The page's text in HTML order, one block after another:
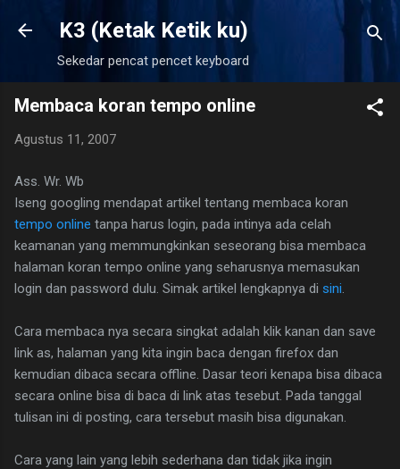
Langsung ke konten utama
K3 (Ketak Ketik ku)
Sekedar pencat pencet keyboard
Membaca koran tempo online
Agustus 11, 2007
Ass. Wr. Wb
Iseng googling mendapat artikel tentang membaca koran
tempo online tanpa harus login, pada intinya ada celah
keamanan yang memmungkinkan seseorang bisa membaca
halaman koran tempo online yang seharusnya memasukan
login dan password dulu. Simak artikel lengkapnya di sini
Cara membaca nya secara singkat adalah klik kanan dan save
link as, halaman yang kita ingin baca dengan firefox dan
kemudian dibaca secara offline. Dasar teori kenapa bisa dibaca
secara online bisa di baca di link atas tesebut. Pada tanggal
tulisan ini di posting, cara tersebut masih bisa digunakan.
Cara yang lain yang lebih sederhana dan tidak jika ingin